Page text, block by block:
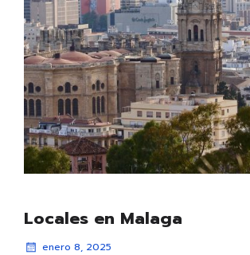
Locales en Malaga
enero 8, 2025